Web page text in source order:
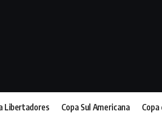
Libertadores Copa Sul Americana